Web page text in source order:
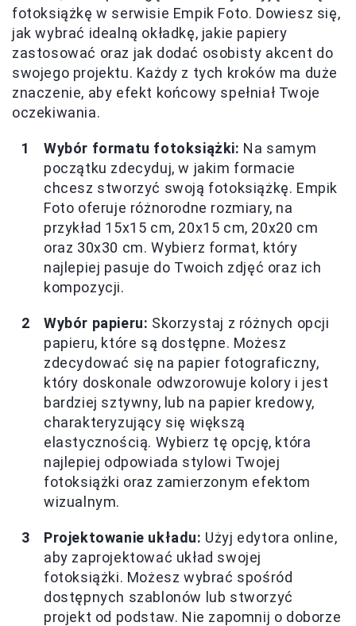
fotoksiążkę w serwisie Empik Foto. Dowiesz się,
jak wybrać idealną okładkę, jakie papiery
zastosować oraz jak dodać osobisty akcent do
swojego projektu. Każdy z tych kroków ma duże
znaczenie, aby efekt końcowy spełniał Twoje
oczekiwania.
Wybór formatu fotoksiążki: Na samym
początku zdecyduj, w jakim formacie
chcesz stworzyć swoją fotoksiążkę. Empik
Foto oferuje różnorodne rozmiary, na
przykład 15x15 cm, 20x15 cm, 20x20 cm
oraz 30x30 cm. Wybierz format, który
najlepiej pasuje do Twoich zdjęć oraz ich
kompozycji.
Wybór papieru: Skorzystaj z różnych opcji
papieru, które są dostępne. Możesz
zdecydować się na papier fotograficzny,
który doskonale odwzorowuje kolory i jest
bardziej sztywny, lub na papier kredowy,
charakteryzujący się większą
elastycznością. Wybierz tę opcję, która
najlepiej odpowiada stylowi Twojej
fotoksiążki oraz zamierzonym efektom
wizualnym.
Projektowanie układu: Użyj edytora online,
aby zaprojektować układ swojej
fotoksiążki. Możesz wybrać spośród
dostępnych szablonów lub stworzyć
projekt od podstaw. Nie zapomnij o doborze